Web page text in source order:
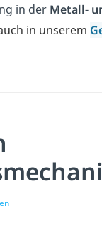
in der Metall-
in unserem